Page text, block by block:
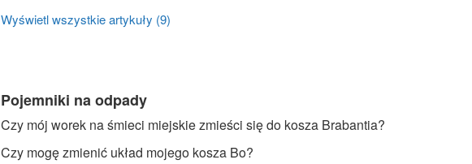
Wyświetl wszystkie artykuły (9)
Pojemniki na odpady
Czy mój worek na śmieci miejskie zmieści się do kosza Brabantia?
Czy mogę zmienić układ mojego kosza Bo?